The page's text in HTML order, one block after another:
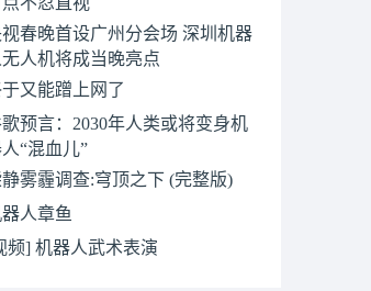
春晚首设广州分会场 深圳机器
无人机将成当晚亮点
又能蹭上网了
预言：2030年人类或将变身机
“混血儿”
雾霾调查:穹顶之下 (完整版)
人章鱼
频] 机器人武术表演